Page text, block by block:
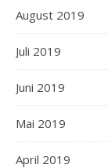
August 2019
Juli 2019
Juni 2019
Mai 2019
April 2019